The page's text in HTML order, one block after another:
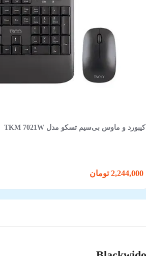
کیبورد و ماوس بی‌سیم تسکو مدل TKM 7021W